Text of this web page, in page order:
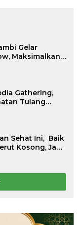
Gelar
Maksimalkan
Gathering,
Tulang
Sehat Ini, Baik
Kosong, Jaga